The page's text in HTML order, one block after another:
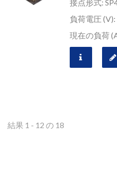
接点形式:
負荷電圧
現在の負荷
結果 1 - 12 の 18